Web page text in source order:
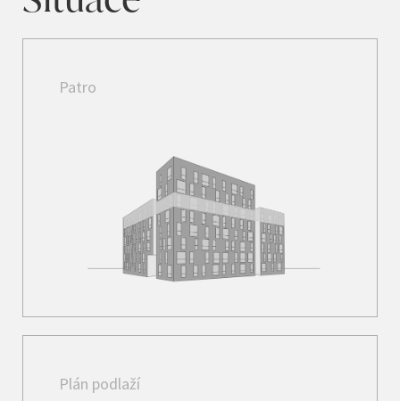
Patro
Plán podlaží